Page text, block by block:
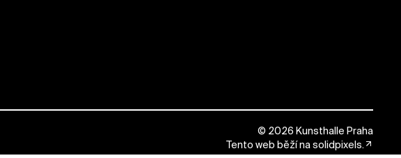
© 2026 Kunsthalle Praha
Tento web běží nasolidpixels.